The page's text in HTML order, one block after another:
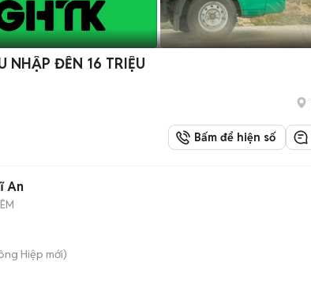
NHẬP ĐẾN 16 TRIỆU
Bấm để hiện số
An
Hiệp mới)